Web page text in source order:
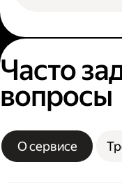
Часто
вопросы
О сервисе